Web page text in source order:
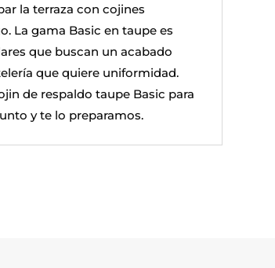
la terraza con cojines
La gama Basic en taupe es
que buscan un acabado
que quiere uniformidad.
de respaldo taupe Basic para
y te lo preparamos.